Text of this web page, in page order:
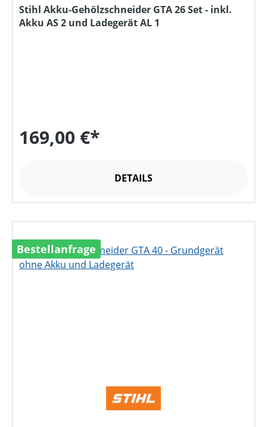
Stihl Akku-Gehölzschneider GTA 26 Set - inkl.
Akku AS 2 und Ladegerät AL 1
169,00 €*
DETAILS
Bestellanfrage